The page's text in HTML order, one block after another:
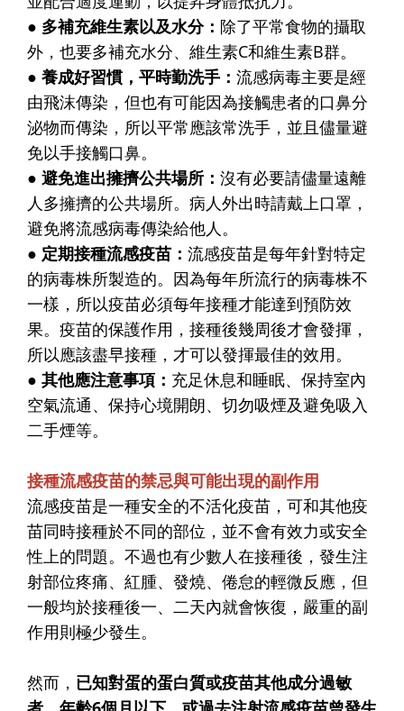
● 多補充維生素以及水分： 除了平常食物的攝取
外，也要多補充水分、維生素C和維生素B群。
● 養成好習慣，平時勤洗手： 流感病毒主要是經
由飛沫傳染，但也有可能因為接觸患者的口鼻分
泌物而傳染，所以平常應該常洗手，並且儘量避
免以手接觸口鼻。
● 避免進出擁擠公共場所： 沒有必要請儘量遠離
人多擁擠的公共場所。病人外出時請戴上口罩，
避免將流感病毒傳染給他人。
● 定期接種流感疫苗： 流感疫苗是每年針對特定
的病毒株所製造的。因為每年所流行的病毒株不
一樣，所以疫苗必須每年接種才能達到預防效
果。疫苗的保護作用，接種後幾周後才會發揮，
所以應該盡早接種，才可以發揮最佳的效用。
● 其他應注意事項： 充足休息和睡眠、保持室內
空氣流通、保持心境開朗、切勿吸煙及避免吸入
二手煙等。
接種流感疫苗的禁忌與可能出現的副作用
流感疫苗是一種安全的不活化疫苗，可和其他疫
苗同時接種於不同的部位，並不會有效力或安全
性上的問題。不過也有少數人在接種後，發生注
射部位疼痛、紅腫、發燒、倦怠的輕微反應，但
一般均於接種後一、二天內就會恢復，嚴重的副
作用則極少發生。
然而， 已知對蛋的蛋白質或疫苗其他成分過敏